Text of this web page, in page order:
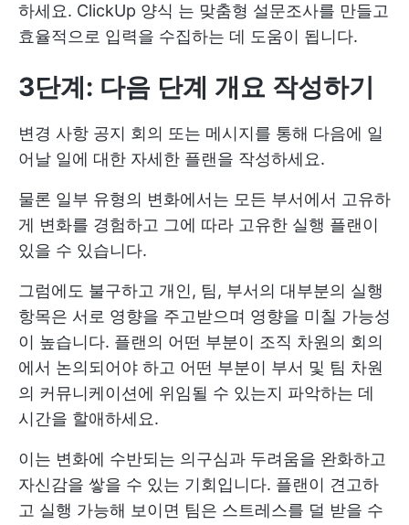
하세요. ClickUp 양식 는 맞춤형 설문조사를 만들고
효율적으로 입력을 수집하는 데 도움이 됩니다.
3단계: 다음 단계 개요 작성하기
변경 사항 공지 회의 또는 메시지를 통해 다음에 일
어날 일에 대한 자세한 플랜을 작성하세요.
물론 일부 유형의 변화에서는 모든 부서에서 고유하
게 변화를 경험하고 그에 따라 고유한 실행 플랜이
있을 수 있습니다.
그럼에도 불구하고 개인, 팀, 부서의 대부분의 실행
항목은 서로 영향을 주고받으며 영향을 미칠 가능성
이 높습니다. 플랜의 어떤 부분이 조직 차원의 회의
에서 논의되어야 하고 어떤 부분이 부서 및 팀 차원
의 커뮤니케이션에 위임될 수 있는지 파악하는 데
시간을 할애하세요.
이는 변화에 수반되는 의구심과 두려움을 완화하고
자신감을 쌓을 수 있는 기회입니다. 플랜이 견고하
고 실행 가능해 보이면 팀은 스트레스를 덜 받을 수